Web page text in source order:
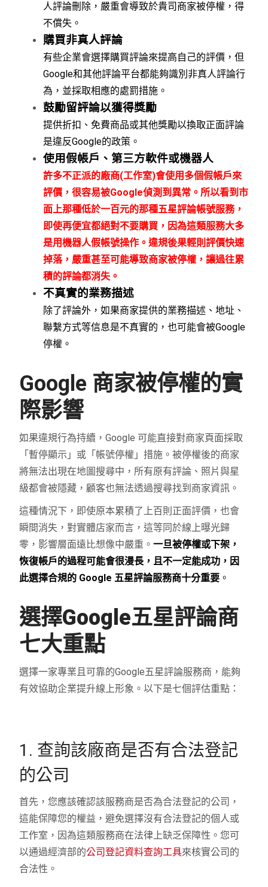
人評論刪除，嚴重會導致於貴司商家被停權，得
不償失。
購買非真人評論
有些企業會選擇購買評論來提高自己的評價，但
Google和其他評論平台都能夠識別非真人評論行
為，並採取相應的處罰措施。
鼓勵留評論以獲得獎勵
提供折扣、免費商品或其他獎勵以換取正面評論
是違反Google的政策。
使用假帳戶、第三方軟件或機器人
許多不正派的廠商(工作室)會使用多個假帳戶來
評價，很容易被Google偵測到異常。所以看到市
面上那種低於一百元的那種五星評論帳號服務，
即使再便宜都絕對不要購買，因為這類服務大多
是用機器人假帳號操作。違規後果輕則評價快速
掉落，嚴重甚至可能導致商家被停權，讓過往累
積的評論都消失。
不真實的業務描述
除了評論外，如果商家提供的業務描述、地址、
聯繫方式等信息是不真實的，也可能會被Google
停權。
Google 商家被停權的實
際影響
如果違規行為持續，Google 可能直接對商家頁面採取
「暫停顯示」或「帳號停權」措施。被停權後的商家
將無法出現在地圖搜尋中，所有原有評論、照片與星
級都會被隱藏，顧客也無法透過搜尋找到商家資訊。
這種情況下，即使原本累積了上百則正面評價，也會
瞬間消失，對實體店家而言，這等同於線上曝光歸
零，影響層面遠比想像中嚴重。一旦被停權或下架，
恢復帳戶的過程可能會很漫長，且不一定能成功，因
此選擇合規的 Google 五星評論服務商十分重要 。
選擇Google五星評論商
七大重點
選擇一家專業且可靠的Google五星評論服務商，能夠
有效協助企業提升線上形象。以下是七個評估重點：
1. 查詢該廠商是否有合法登記
的公司
首先，您應該確認該服務商是否為合法登記的公司，
這能保障您的權益，避免選擇沒有合法登記的個人或
工作室，因為這類服務商在法律上缺乏保障性。您可
以通過經濟部的公司登記資料查詢工具來核實公司的
合法性。